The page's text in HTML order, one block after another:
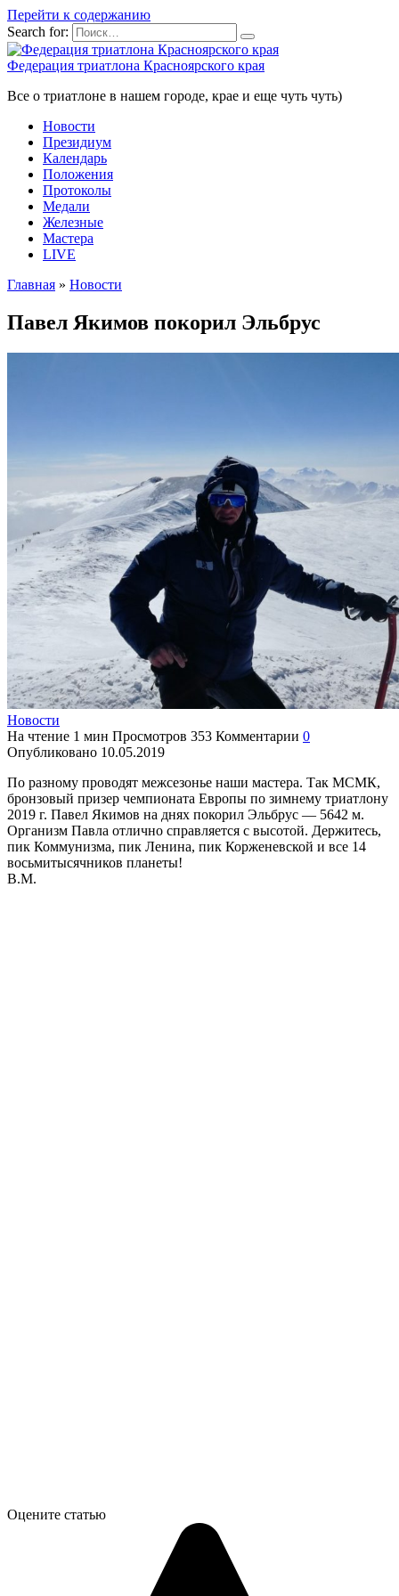
Перейти к содержанию
Search for:
Федерация триатлона Красноярского края
Все о триатлоне в нашем городе, крае и еще чуть чуть)
Новости
Президиум
Календарь
Положения
Протоколы
Медали
Железные
Мастера
LIVE
Главная » Новости
Павел Якимов покорил Эльбрус
Новости
На чтение 1 мин Просмотров 353 Комментарии 0
Опубликовано 10.05.2019
По разному проводят межсезонье наши мастера. Так МСМК,
бронзовый призер чемпионата Европы по зимнему триатлону
2019 г. Павел Якимов на днях покорил Эльбрус — 5642 м.
Организм Павла отлично справляется с высотой. Держитесь,
пик Коммунизма, пик Ленина, пик Корженевской и все 14
восьмитысячников планеты!
В.М.
Оцените статью